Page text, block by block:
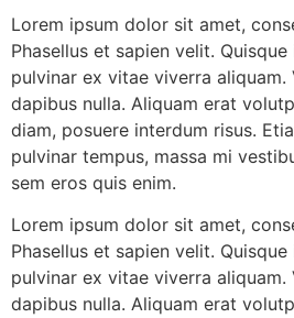
Lorem ipsum dolor sit amet,
Phasellus et sapien velit.
pulvinar ex vitae viverra aliquam.
dapibus nulla. Aliquam erat
diam, posuere interdum risus.
pulvinar tempus, massa mi
sem eros quis enim.
Lorem ipsum dolor sit amet,
Phasellus et sapien velit.
pulvinar ex vitae viverra aliquam.
dapibus nulla. Aliquam erat